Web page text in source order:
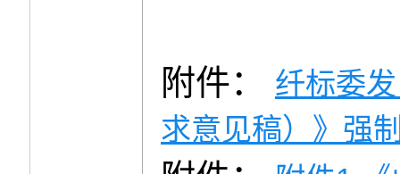
附件：
纤标委
求意见稿）》强